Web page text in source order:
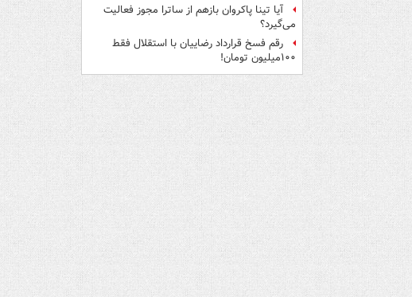
آیا تینا پاکروان بازهم از ساترا مجوز فعالیت
می‌گیرد؟
رقم فسخ قرارداد رضاییان با استقلال فقط
۱۰۰میلیون تومان!